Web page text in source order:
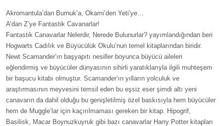
Akromantula’dan Burnuk’a, Okami’den Yeti’ye…
A’dan Z’ye Fantastik Cavanarlar!
Fantastik Canavarlar Nelerdir, Nerede Bulunurlar? yayımlandığından beri
Hogwarts Cadılık ve Büyücülük Okulu’nun temel kitaplarından biridir.
Newt Scamander’ın başyapıtı nesiller boyunca büyücü aileleri
eğlendirmiş ve büyücüler dünyasının sihirli yaratıklarıyla ilgili muhteşem
bir başucu kitabı olmuştur. Scamander’ın yılların yolculuk ve
araştırmasının meyvesini temsil eden bu eşsiz eser şimdi altı yeni
canavarın da dahil olduğu bu genişletilmiş özel baskısıyla hem büyücüler
hem de Muggle’lar için kaçırılmaması gereken bir kitap. Hipogrif,
Basilisk, Macar Boynuzkuyruk gibi bazı canavarlar Harry Potter kitapları